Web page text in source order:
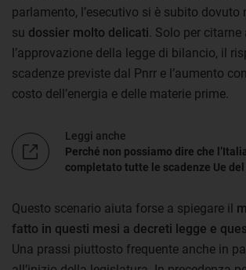
parlamento, l’esecutivo si è subito dovuto
su dossier molto delicati. Solo per citarne
l’approvazione della legge di bilancio, il
scadenze previste dal Pnrr e l’aumento
costo dell’energia e delle materie prime.
Leggi anche
Perché non possiamo dire che
completato tutte le scadenze Ue
Questo scenario aiuta forse a spiegare il
fatto in questi mesi a decreti legge e
Una prassi piuttosto frequente anche in